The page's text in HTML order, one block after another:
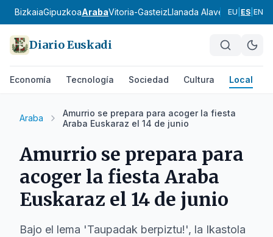
BizkaiaGipuzkoaArabaVitoria-GasteizLlanada AlavesaRioja
EU ES EN
Diario Euskadi
Economía Tecnología Sociedad Cultura Local
Araba
Amurrio se prepara para acoger la fiesta
Araba Euskaraz el 14 de junio
Amurrio se prepara para
acoger la fiesta Araba
Euskaraz el 14 de junio
Bajo el lema 'Taupadak berpiztu!', la Ikastola